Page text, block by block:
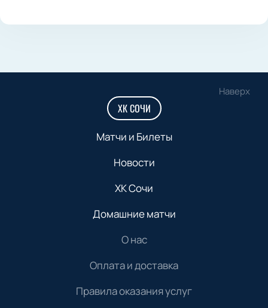
Наверх
ХК СОЧИ
Матчи и Билеты
Новости
ХК Сочи
Домашние матчи
О нас
Оплата и доставка
Правила оказания услуг